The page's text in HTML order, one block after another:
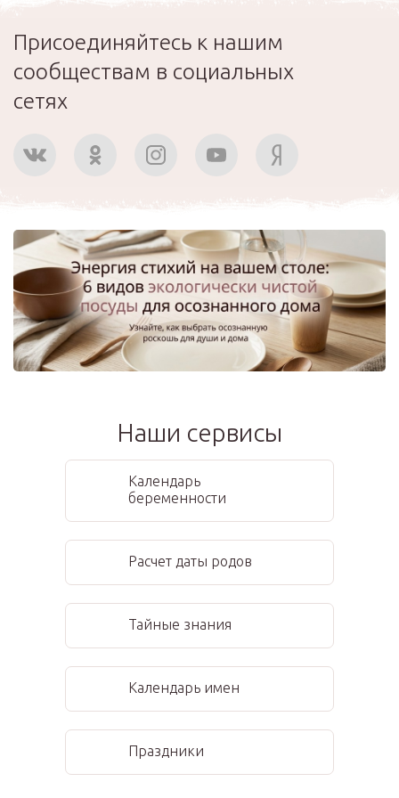
Присоединяйтесь к нашим
сообществам в социальных
сетях
Наши сервисы
Календарь
беременности
Расчет даты родов
Тайные знания
Календарь имен
Праздники